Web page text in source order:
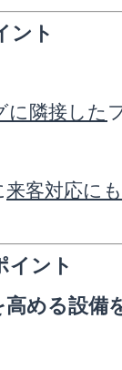
ント
に隣接した
来客対応に
イント
高める設備